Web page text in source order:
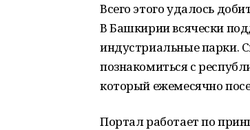
Всего этого удалось
В Башкирии всячески
индустриальные парки.
познакомиться с
который ежемесячно
Портал работает по